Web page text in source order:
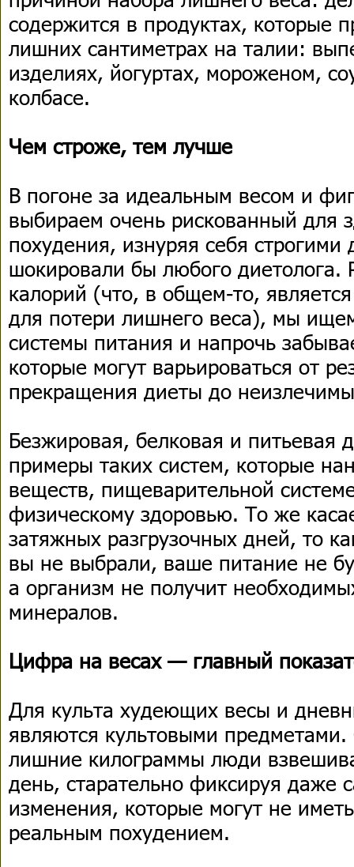
содержится в продуктах, которые
лишних сантиметрах на талии:
изделиях, йогуртах, мороженом,
колбасе.
Чем строже, тем лучше
В погоне за идеальным весом и
выбираем очень рискованный для
похудения, изнуряя себя
шокировали бы любого диетолога.
калорий (что, в общем-то,
для потери лишнего веса), мы
системы питания и напрочь
которые могут варьироваться от
прекращения диеты до
Безжировая, белковая и питьевая
примеры таких систем, которые
веществ, пищеварительной
физическому здоровью. То же
затяжных разгрузочных дней, то
вы не выбрали, ваше питание не
а организм не получит
минералов.
Цифра на весах — главный
Для культа худеющих весы и
являются культовыми
лишние килограммы люди
день, старательно фиксируя даже
изменения, которые могут не
реальным похудением.